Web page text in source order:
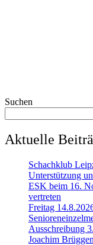
Suchen
Aktuelle
Schachklub
Unterstützung
ESK beim 16.
vertreten
Freitag
Ausschreibung
Joachim